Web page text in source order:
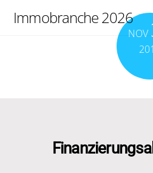
Immobranche 2026
NOV